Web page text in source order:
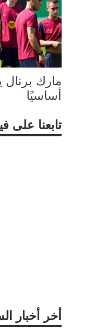
مارك برنال
أساسيًا
تابعنا على
أخر أخبار